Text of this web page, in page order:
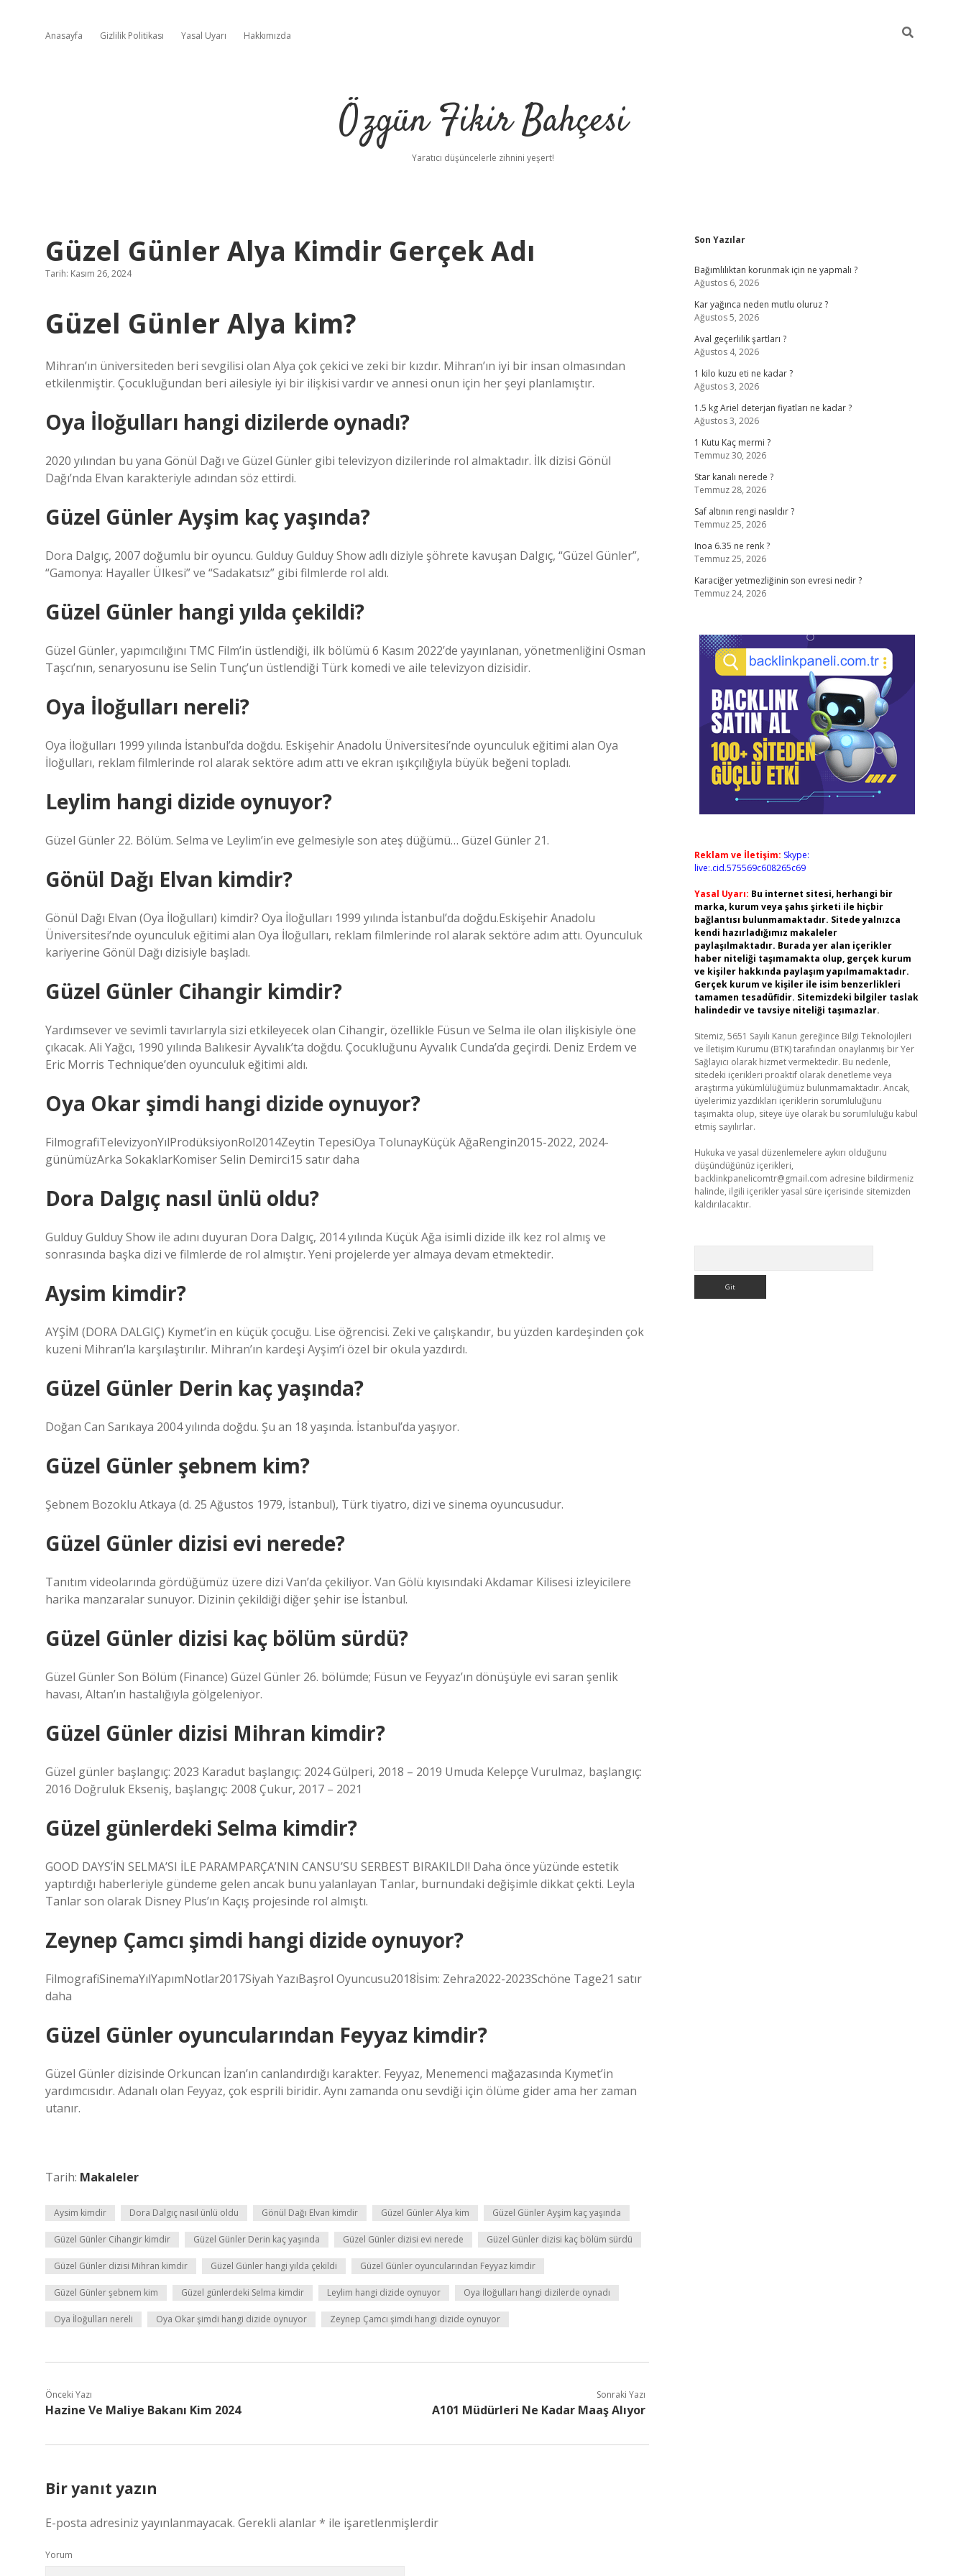
Anasayfa Gizlilik Politikası Yasal Uyarı Hakkımızda
Özgün Fikir Bahçesi
Yaratıcı düşüncelerle zihnini yeşert!
Güzel Günler Alya Kimdir Gerçek Adı
Tarih: Kasım 26, 2024
Güzel Günler Alya kim?
Mihran’ın üniversiteden beri sevgilisi olan Alya çok çekici ve zeki bir kızdır. Mihran’ın iyi bir insan olmasından
etkilenmiştir. Çocukluğundan beri ailesiyle iyi bir ilişkisi vardır ve annesi onun için her şeyi planlamıştır.
Oya İloğulları hangi dizilerde oynadı?
2020 yılından bu yana Gönül Dağı ve Güzel Günler gibi televizyon dizilerinde rol almaktadır. İlk dizisi Gönül
Dağı’nda Elvan karakteriyle adından söz ettirdi.
Güzel Günler Ayşim kaç yaşında?
Dora Dalgıç, 2007 doğumlu bir oyuncu. Gulduy Gulduy Show adlı diziyle şöhrete kavuşan Dalgıç, “Güzel Günler”,
“Gamonya: Hayaller Ülkesi” ve “Sadakatsız” gibi filmlerde rol aldı.
Güzel Günler hangi yılda çekildi?
Güzel Günler, yapımcılığını TMC Film’in üstlendiği, ilk bölümü 6 Kasım 2022’de yayınlanan, yönetmenliğini Osman
Taşcı’nın, senaryosunu ise Selin Tunç’un üstlendiği Türk komedi ve aile televizyon dizisidir.
Oya İloğulları nereli?
Oya İloğulları 1999 yılında İstanbul’da doğdu. Eskişehir Anadolu Üniversitesi’nde oyunculuk eğitimi alan Oya
İloğulları, reklam filmlerinde rol alarak sektöre adım attı ve ekran ışıkçılığıyla büyük beğeni topladı.
Leylim hangi dizide oynuyor?
Güzel Günler 22. Bölüm. Selma ve Leylim’in eve gelmesiyle son ateş düğümü… Güzel Günler 21.
Gönül Dağı Elvan kimdir?
Gönül Dağı Elvan (Oya İloğulları) kimdir? Oya İloğulları 1999 yılında İstanbul’da doğdu.Eskişehir Anadolu
Üniversitesi’nde oyunculuk eğitimi alan Oya İloğulları, reklam filmlerinde rol alarak sektöre adım attı. Oyunculuk
kariyerine Gönül Dağı dizisiyle başladı.
Güzel Günler Cihangir kimdir?
Yardımsever ve sevimli tavırlarıyla sizi etkileyecek olan Cihangir, özellikle Füsun ve Selma ile olan ilişkisiyle öne
çıkacak. Ali Yağcı, 1990 yılında Balıkesir Ayvalık’ta doğdu. Çocukluğunu Ayvalık Cunda’da geçirdi. Deniz Erdem ve
Eric Morris Technique’den oyunculuk eğitimi aldı.
Oya Okar şimdi hangi dizide oynuyor?
FilmografiTelevizyonYılProdüksiyonRol2014Zeytin TepesiOya TolunayKüçük AğaRengin2015-2022, 2024-
günümüzArka SokaklarKomiser Selin Demirci15 satır daha
Dora Dalgıç nasıl ünlü oldu?
Gulduy Gulduy Show ile adını duyuran Dora Dalgıç, 2014 yılında Küçük Ağa isimli dizide ilk kez rol almış ve
sonrasında başka dizi ve filmlerde de rol almıştır. Yeni projelerde yer almaya devam etmektedir.
Aysim kimdir?
AYŞİM (DORA DALGIÇ) Kıymet’in en küçük çocuğu. Lise öğrencisi. Zeki ve çalışkandır, bu yüzden kardeşinden çok
kuzeni Mihran’la karşılaştırılır. Mihran’ın kardeşi Ayşim’i özel bir okula yazdırdı.
Güzel Günler Derin kaç yaşında?
Doğan Can Sarıkaya 2004 yılında doğdu. Şu an 18 yaşında. İstanbul’da yaşıyor.
Güzel Günler şebnem kim?
Şebnem Bozoklu Atkaya (d. 25 Ağustos 1979, İstanbul), Türk tiyatro, dizi ve sinema oyuncusudur.
Güzel Günler dizisi evi nerede?
Tanıtım videolarında gördüğümüz üzere dizi Van’da çekiliyor. Van Gölü kıyısındaki Akdamar Kilisesi izleyicilere
harika manzaralar sunuyor. Dizinin çekildiği diğer şehir ise İstanbul.
Güzel Günler dizisi kaç bölüm sürdü?
Güzel Günler Son Bölüm (Finance) Güzel Günler 26. bölümde; Füsun ve Feyyaz’ın dönüşüyle ​​evi saran şenlik
havası, Altan’ın hastalığıyla gölgeleniyor.
Güzel Günler dizisi Mihran kimdir?
Güzel günler başlangıç: 2023 Karadut başlangıç: 2024 Gülperi, 2018 – 2019 Umuda Kelepçe Vurulmaz, başlangıç:
2016 Doğruluk Ekseniş, başlangıç: 2008 Çukur, 2017 – 2021
Güzel günlerdeki Selma kimdir?
GOOD DAYS’İN SELMA’SI İLE PARAMPARÇA’NIN CANSU’SU SERBEST BIRAKILDI! Daha önce yüzünde estetik
yaptırdığı haberleriyle gündeme gelen ancak bunu yalanlayan Tanlar, burnundaki değişimle dikkat çekti. Leyla
Tanlar son olarak Disney Plus’ın Kaçış projesinde rol almıştı.
Zeynep Çamcı şimdi hangi dizide oynuyor?
FilmografiSinemaYılYapımNotlar2017Siyah YazıBaşrol Oyuncusu2018İsim: Zehra2022-2023Schöne Tage21 satır
daha
Güzel Günler oyuncularından Feyyaz kimdir?
Güzel Günler dizisinde Orkuncan İzan’ın canlandırdığı karakter. Feyyaz, Menemenci mağazasında Kıymet’in
yardımcısıdır. Adanalı olan Feyyaz, çok esprili biridir. Aynı zamanda onu sevdiği için ölüme gider ama her zaman
utanır.
Tarih: Makaleler
Aysim kimdir Dora Dalgıç nasıl ünlü oldu Gönül Dağı Elvan kimdir Güzel Günler Alya kim Güzel Günler Ayşim kaç yaşında
Güzel Günler Cihangir kimdir Güzel Günler Derin kaç yaşında Güzel Günler dizisi evi nerede Güzel Günler dizisi kaç bölüm sürdü
Güzel Günler dizisi Mihran kimdir Güzel Günler hangi yılda çekildi Güzel Günler oyuncularından Feyyaz kimdir
Güzel Günler şebnem kim Güzel günlerdeki Selma kimdir Leylim hangi dizide oynuyor Oya İloğulları hangi dizilerde oynadı
Oya İloğulları nereli Oya Okar şimdi hangi dizide oynuyor Zeynep Çamcı şimdi hangi dizide oynuyor
Önceki Yazı
Hazine Ve Maliye Bakanı Kim 2024
Sonraki Yazı
A101 Müdürleri Ne Kadar Maaş Alıyor
Bir yanıt yazın
E-posta adresiniz yayınlanmayacak. Gerekli alanlar* ile işaretlenmişlerdir
Yorum
Sidebar
Son Yazılar
Bağımlılıktan korunmak için ne yapmalı ?
Ağustos 6, 2026
Kar yağınca neden mutlu oluruz ?
Ağustos 5, 2026
Aval geçerlilik şartları ?
Ağustos 4, 2026
1 kilo kuzu eti ne kadar ?
Ağustos 3, 2026
1.5 kg Ariel deterjan fiyatları ne kadar ?
Ağustos 3, 2026
1 Kutu Kaç mermi ?
Temmuz 30, 2026
Star kanalı nerede ?
Temmuz 28, 2026
Saf altının rengi nasıldır ?
Temmuz 25, 2026
Inoa 6.35 ne renk ?
Temmuz 25, 2026
Karaciğer yetmezliğinin son evresi nedir ?
Temmuz 24, 2026
Reklam ve İletişim: Skype:
live:.cid.575569c608265c69
Yasal Uyarı: Bu internet sitesi, herhangi bir
marka, kurum veya şahıs şirketi ile hiçbir
bağlantısı bulunmamaktadır. Sitede yalnızca
kendi hazırladığımız makaleler
paylaşılmaktadır. Burada yer alan içerikler
haber niteliği taşımamakta olup, gerçek kurum
ve kişiler hakkında paylaşım yapılmamaktadır.
Gerçek kurum ve kişiler ile isim benzerlikleri
tamamen tesadüfidir. Sitemizdeki bilgiler taslak
halindedir ve tavsiye niteliği taşımazlar.
Sitemiz, 5651 Sayılı Kanun gereğince Bilgi Teknolojileri
ve İletişim Kurumu (BTK) tarafından onaylanmış bir Yer
Sağlayıcı olarak hizmet vermektedir. Bu nedenle,
sitedeki içerikleri proaktif olarak denetleme veya
araştırma yükümlülüğümüz bulunmamaktadır. Ancak,
üyelerimiz yazdıkları içeriklerin sorumluluğunu
taşımakta olup, siteye üye olarak bu sorumluluğu kabul
etmiş sayılırlar.
Hukuka ve yasal düzenlemelere aykırı olduğunu
düşündüğünüz içerikleri,
backlinkpanelicomtr@gmail.com adresine bildirmeniz
halinde, ilgili içerikler yasal süre içerisinde sitemizden
kaldırılacaktır.